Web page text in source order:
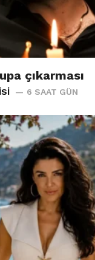
çıkarması
6 SAAT GÜN